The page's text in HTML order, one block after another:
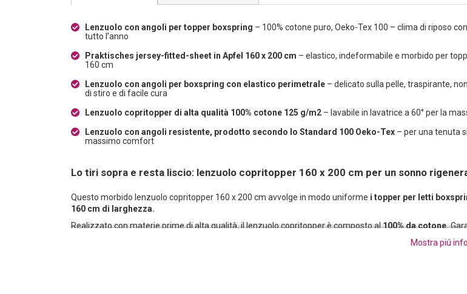
Lenzuolo con angoli per topper boxspring – 100% cotone puro, Oeko-Tex 100 – clima di riposo
tutto l’anno
Praktisches jersey-fitted-sheet in Apfel 160 x 200 cm – elastico, indeformabile e morbido per
160 cm
Lenzuolo con angoli per boxspring con elastico perimetrale – delicato sulla pelle, traspirante,
di stiro e di facile cura
Lenzuolo copritopper di alta qualità 100% cotone 125 g/m2 – lavabile in lavatrice a 60° per la
Lenzuolo con angoli resistente, prodotto secondo lo Standard 100 Oeko-Tex – per una tenuta
massimo comfort
Lo tiri sopra e resta liscio: lenzuolo copritopper 160 x 200 cm per un sonno
Questo morbido lenzuolo copritopper 160 x 200 cm avvolge in modo uniforme i topper per letti
160 cm di larghezza.
Realizzato con materie prime di alta qualità, il lenzuolo copritopper è composto al100% da cotone.
Mostra piú